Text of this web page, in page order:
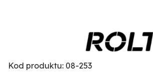
Kod produktu: 08-253